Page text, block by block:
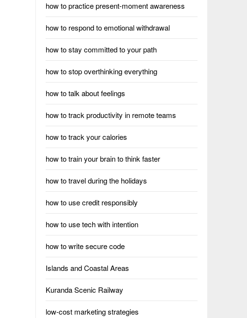
how to practice present-moment awareness
how to respond to emotional withdrawal
how to stay committed to your path
how to stop overthinking everything
how to talk about feelings
how to track productivity in remote teams
how to track your calories
how to train your brain to think faster
how to travel during the holidays
how to use credit responsibly
how to use tech with intention
how to write secure code
Islands and Coastal Areas
Kuranda Scenic Railway
low-cost marketing strategies